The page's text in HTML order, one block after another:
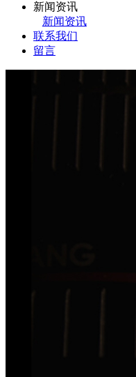
新闻资讯
新闻资讯
联系我们
留言